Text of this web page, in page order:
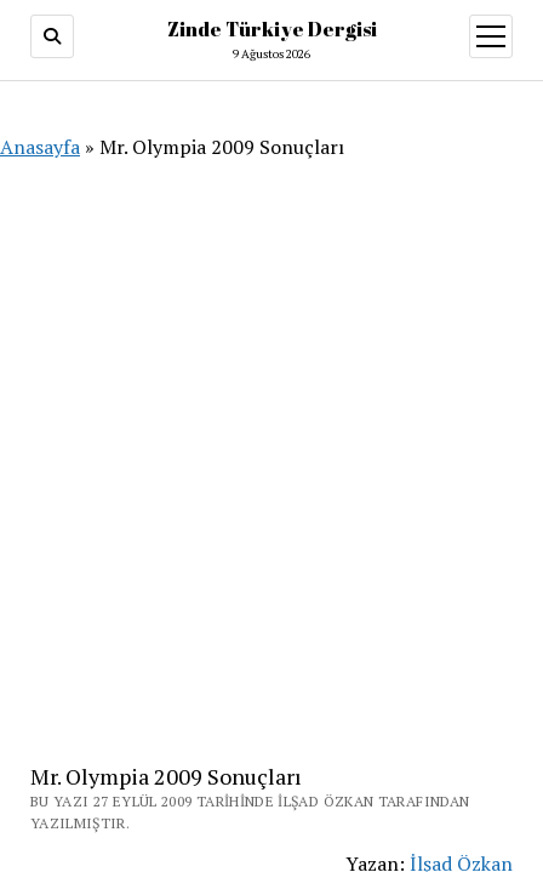
Zinde Türkiye Dergisi
9 Ağustos 2026
aç
Anasayfa » Mr. Olympia 2009 Sonuçları
Mr. Olympia 2009 Sonuçları
BU YAZI 27 EYLÜL 2009 TARIHINDE İLŞAD ÖZKAN TARAFINDAN
YAZILMIŞTIR.
Yazan:İlşad Özkan